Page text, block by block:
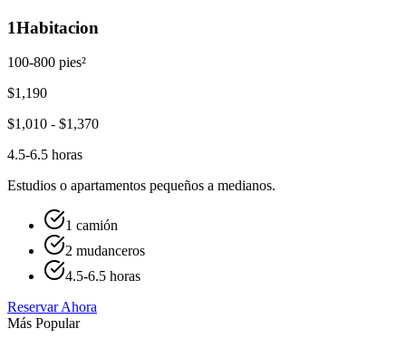
1Habitacion
100-800 pies²
$1,190
$1,010 - $1,370
4.5-6.5 horas
Estudios o apartamentos pequeños a medianos.
1 camión
2 mudanceros
4.5-6.5 horas
Reservar Ahora
Más Popular